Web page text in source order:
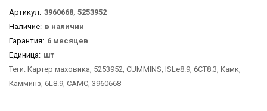
Артикул: 3960668, 5253952
Наличие: в наличии
Гарантия: 6 месяцев
Единица: шт
Теги: Картер маховика, 5253952, CUMMINS, ISLe8.9, 6CT8.3, Камк,
Камминз, 6L8.9, CAMC, 3960668